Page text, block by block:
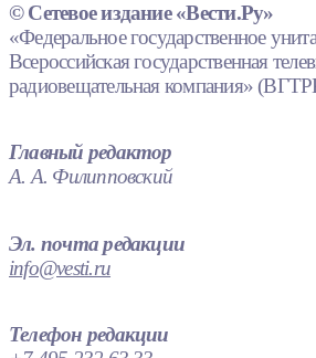
© Сетевое издание «Вести.Ру»
«Федеральное государственное
Всероссийская государственная
радиовещательная компания»
Главный редактор
А. А. Филипповский
Эл. почта редакции
info@vesti.ru
Телефон редакции